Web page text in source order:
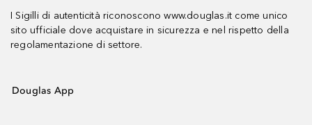
I Sigilli di autenticità riconoscono www.douglas.it come unico
sito ufficiale dove acquistare in sicurezza e nel rispetto della
regolamentazione di settore.
Douglas App